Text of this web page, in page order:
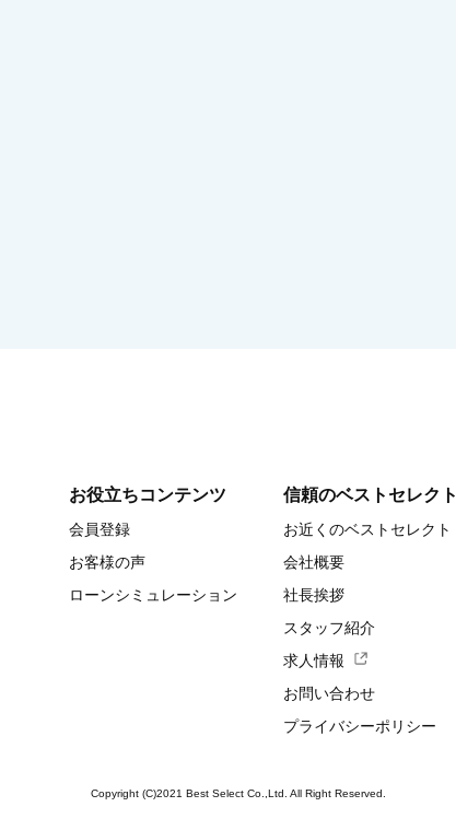
お役立ちコンテンツ
会員登録
お客様の声
ローンシミュレーション
信頼のベストセレクト
お近くのベストセレクト
会社概要
社長挨拶
スタッフ紹介
求人情報
お問い合わせ
プライバシーポリシー
Copyright (C)2021 Best Select Co.,Ltd. All Right Reserved.